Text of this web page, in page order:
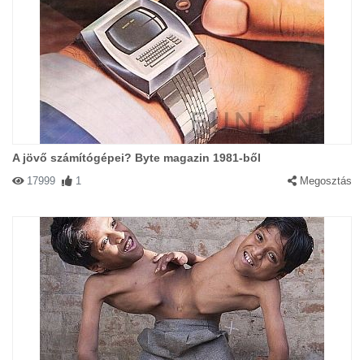
A jövő számítógépei? Byte magazin 1981-ből
17999 1 Megosztás